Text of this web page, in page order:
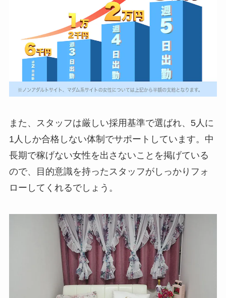
また、スタッフは厳しい採用基準で選ばれ、5人に
1人しか合格しない体制でサポートしています。中
長期で稼げない女性を出さないことを掲げている
ので、目的意識を持ったスタッフがしっかりフォ
ローしてくれるでしょう。